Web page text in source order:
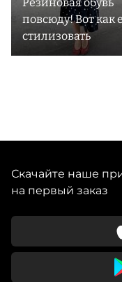
повсюду! Вот как
стилизовать
Скачайте наше
на первый заказ